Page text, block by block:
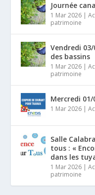
Journée
1 Mar 2026 |
patrimoine
Vendredi
des bassins
1 Mar 2026 |
patrimoine
Mercredi
1 Mar 2026 |
Salle
tous : «
dans les
1 Mar 2026 |
patrimoine